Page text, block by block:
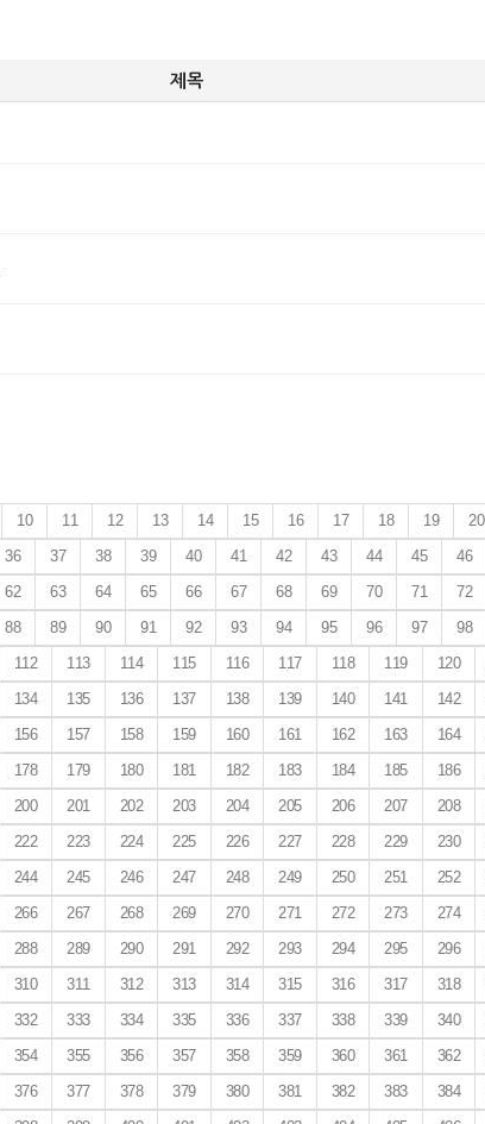
제목
10 11 12 13 14 15 16 17 18 19 20
36 37 38 39 40 41 42 43 44 45 46
62 63 64 65 66 67 68 69 70 71 72
88 89 90 91 92 93 94 95 96 97 98
112 113 114 115 116 117 118 119 120
134 135 136 137 138 139 140 141 142
156 157 158 159 160 161 162 163 164
178 179 180 181 182 183 184 185 186
200 201 202 203 204 205 206 207 208
222 223 224 225 226 227 228 229 230
244 245 246 247 248 249 250 251 252
266 267 268 269 270 271 272 273 274
288 289 290 291 292 293 294 295 296
310 311 312 313 314 315 316 317 318
332 333 334 335 336 337 338 339 340
354 355 356 357 358 359 360 361 362
376 377 378 379 380 381 382 383 384